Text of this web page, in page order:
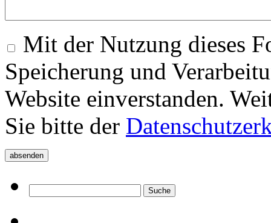
Mit der Nutzung dieses
Speicherung und
Website einverstanden.
Sie bitte der